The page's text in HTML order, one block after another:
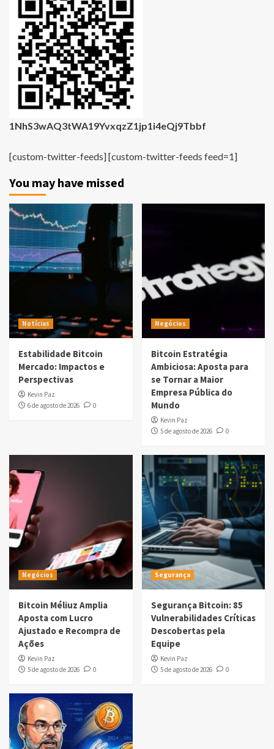
1NhS3wAQ3tWA19YvxqzZ1jp1i4eQj9Tbbf
[custom-twitter-feeds] [custom-twitter-feeds feed=1]
You may have missed
Notícias
Estabilidade Bitcoin
Mercado: Impactos e
Perspectivas
Kevin Paz
6 de agosto de 2026
0
Negócios
Bitcoin Estratégia
Ambiciosa: Aposta para
se Tornar a Maior
Empresa Pública do
Mundo
Kevin Paz
5 de agosto de 2026
0
Negócios
Bitcoin Méliuz Amplia
Aposta com Lucro
Ajustado e Recompra de
Ações
Kevin Paz
5 de agosto de 2026
0
Segurança
Segurança Bitcoin: 85
Vulnerabilidades Críticas
Descobertas pela
Equipe
Kevin Paz
5 de agosto de 2026
0